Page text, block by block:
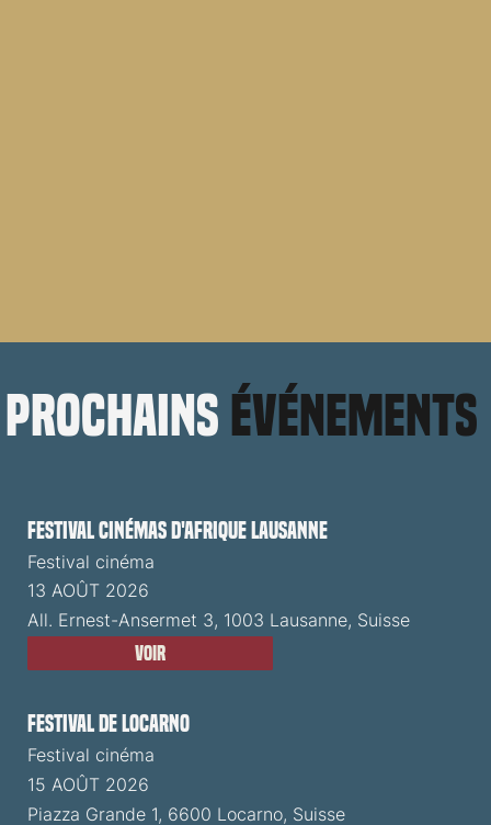
prochains événements
Festival cinémas d'Afrique Lausanne
Festival cinéma
13 AOÛT 2026
All. Ernest-Ansermet 3, 1003 Lausanne, Suisse
Voir
Festival de Locarno
Festival cinéma
15 AOÛT 2026
Piazza Grande 1, 6600 Locarno, Suisse